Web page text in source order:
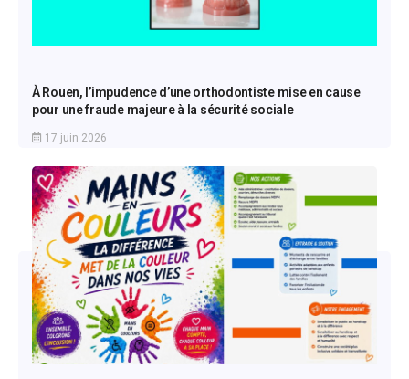
À Rouen, l’impudence d’une orthodontiste mise en cause
pour une fraude majeure à la sécurité sociale
17 juin 2026